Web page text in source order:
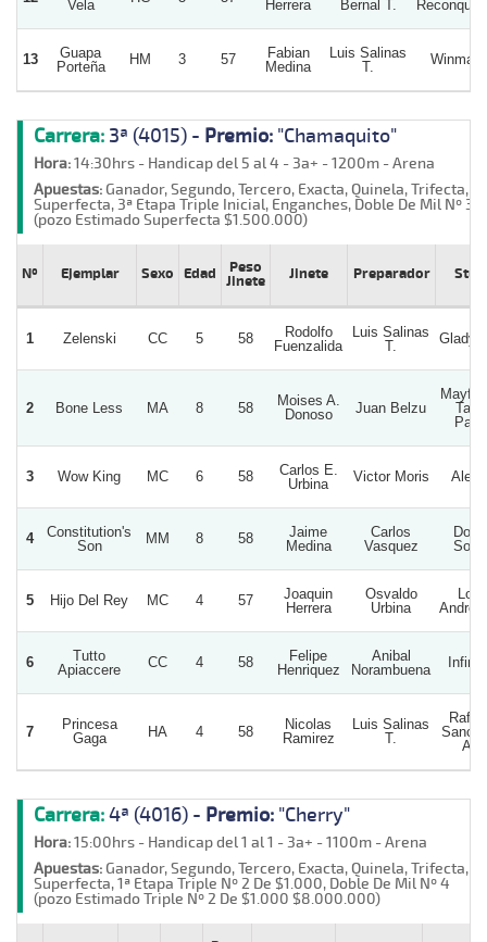
Vela
Herrera
Bernal T.
13
Guapa
Porteña
HM 3 57
Fabian
Medina
Luis Salinas
T.
Winman
Carrera: 3ª (4015) - Premio: "Chamaquito"
Hora:14:30hrs - Handicap del 5 al 4 - 3a+ - 1200m - Arena
Apuestas:Ganador, Segundo, Tercero, Exacta, Quinela, Trifecta,
Superfecta, 3ª Etapa Triple Inicial, Enganches, Doble De Mil Nº 3
(pozo Estimado Superfecta $1.500.000)
Nº Ejemplar Sexo Edad
Peso
Jinete
Jinete Preparador Stud
1 Zelenski CC 5 58
Rodolfo
Fuenzalida
Luis Salinas
T.
2 Bone Less MA 8 58
Moises A.
Donoso
Juan Belzu
Tata
Pato
3 Wow King MC 6 58
Carlos E.
Urbina
Victor Moris Aleph
4
Constitution's
Son
MM 8 58
Jaime
Medina
Carlos
Vasquez
Doña
Sofia
5 Hijo Del Rey MC 4 57
Joaquin
Herrera
Osvaldo
Urbina
Los
6
Tutto
Apiaccere
CC 4 58
Felipe
Henriquez
Anibal
Norambuena
7
Princesa
Gaga
HA 4 58
Nicolas
Ramirez
Luis Salinas
T.
A.
Carrera:4ª (4016) - Premio: "Cherry"
Hora:15:00hrs - Handicap del 1 al 1 - 3a+ - 1100m - Arena
Apuestas:Ganador, Segundo, Tercero, Exacta, Quinela, Trifecta,
Superfecta, 1ª Etapa Triple Nº 2 De $1.000, Doble De Mil Nº 4
(pozo Estimado Triple Nº 2 De $1.000 $8.000.000)